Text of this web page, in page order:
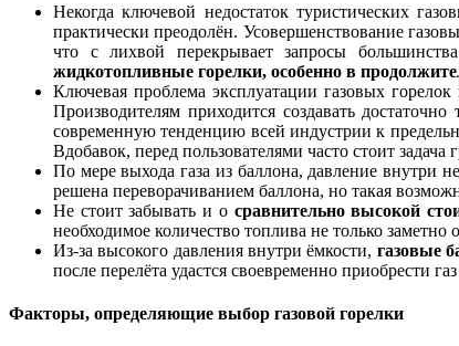
Некогда ключевой недостаток туристических
практически преодолён. Усовершенствование
что с лихвой перекрывает запросы
жидкотопливные горелки, особенно в
Ключевая проблема эксплуатации газовых
Производителям приходится создавать
современную тенденцию всей индустрии к
Вдобавок, перед пользователями часто стоит
По мере выхода газа из баллона, давление внутри
решена переворачиванием баллона, но такая
Не стоит забывать и о сравнительно высокой
необходимое количество топлива не только
Из-за высокого давления внутри ёмкости, газовые
после перелёта удастся своевременно приобрести
Факторы, определяющие выбор газовой горелки